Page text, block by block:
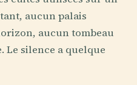
aucun palais
aucun tombeau
Le silence a quelque